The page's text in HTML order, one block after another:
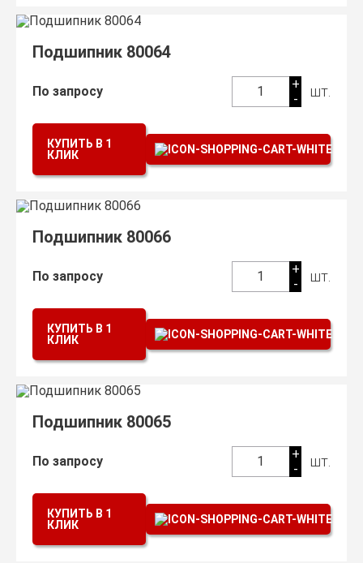
Подшипник 80064
По запросу 1
+
-
шт.
КУПИТЬ В 1
КЛИК
Подшипник 80066
По запросу 1
+
-
шт.
КУПИТЬ В 1
КЛИК
Подшипник 80065
По запросу 1
+
-
шт.
КУПИТЬ В 1
КЛИК